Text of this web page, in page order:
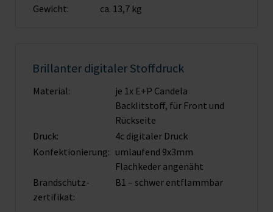
Gewicht:
ca. 13,7 kg
Brillanter digitaler Stoffdruck
Material:
je 1x E+P Candela
Backlitstoff, für Front und
Rückseite
Druck:
4c digitaler Druck
Konfektionierung: umlaufend 9x3mm
Flachkeder angenäht
Brandschutz­
zertifikat:
B1 – schwer entflammbar